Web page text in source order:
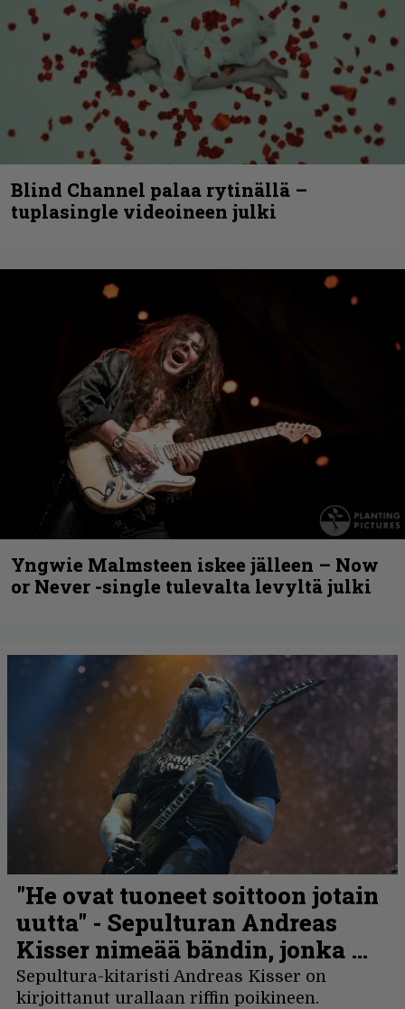
Blind Channel palaa rytinällä –
tuplasingle videoineen julki
Yngwie Malmsteen iskee jälleen – Now
or Never -single tulevalta levyltä julki